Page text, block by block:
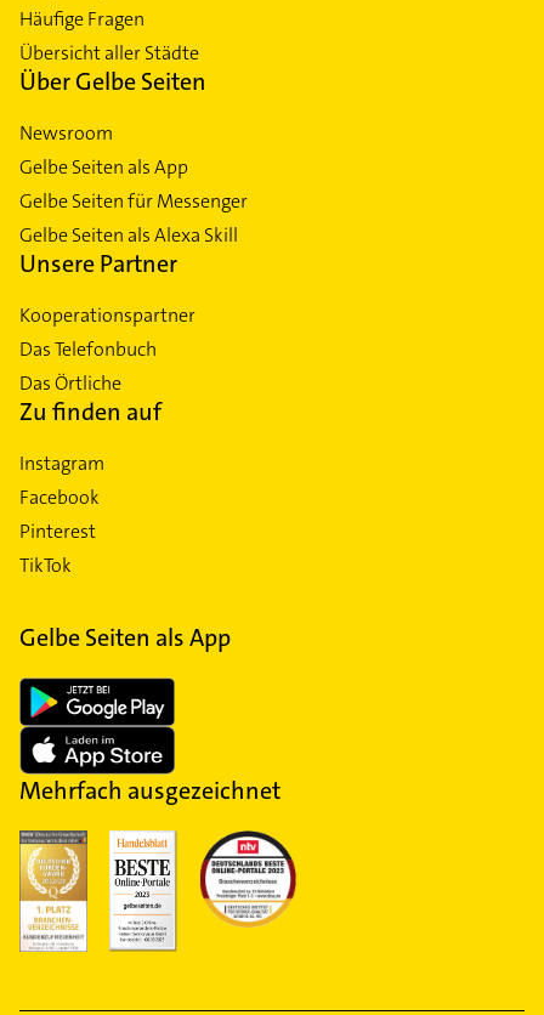
Häufige Fragen
Übersicht aller Städte
Über Gelbe Seiten
Newsroom
Gelbe Seiten als App
Gelbe Seiten für Messenger
Gelbe Seiten als Alexa Skill
Unsere Partner
Kooperationspartner
Das Telefonbuch
Das Örtliche
Zu finden auf
Instagram
Facebook
Pinterest
TikTok
Gelbe Seiten als App
Mehrfach ausgezeichnet